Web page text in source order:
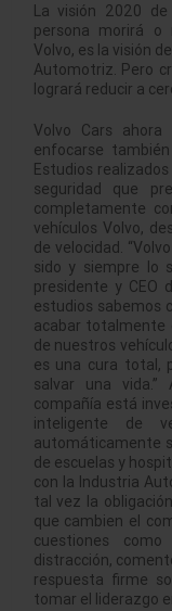
La visión 2020
persona morirá o
Volvo, es la visión
Automotriz. Pero
logrará reducir a
Volvo Cars
enfocarse
Estudios
seguridad que
completamente
vehículos Volvo,
de velocidad.
sido y siempre lo
presidente y CEO
estudios sabemos
acabar totalmente
de nuestros
es una cura total,
salvar una vida.”
compañía está
inteligente de
automáticamente
de escuelas y
con la Industria
tal vez la
que cambien el
cuestiones
distracción,
respuesta firme
tomar el liderazgo